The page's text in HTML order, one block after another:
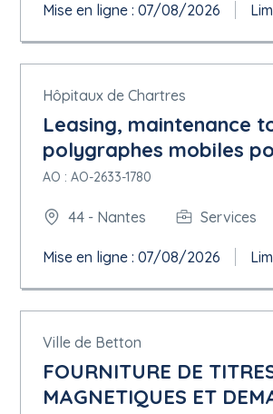
Mise en ligne : 07/08/2026
Hôpitaux de Chartres
Leasing, maintenance
polygraphes mobiles
AO : AO-2633-1780
44 - Nantes Services
Mise en ligne : 07/08/2026
Ville de Betton
FOURNITURE DE
MAGNETIQUES ET